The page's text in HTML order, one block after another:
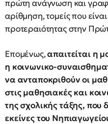
πρώτη ανάγνωση και
αρίθμηση, τομείς που
προτεραιότητας στην
Επομένως,απαιτείται η
η κοινωνικο-
να ανταποκριθούν οι
στις μαθησιακές και
της σχολικής τάξης, που
εκείνες του